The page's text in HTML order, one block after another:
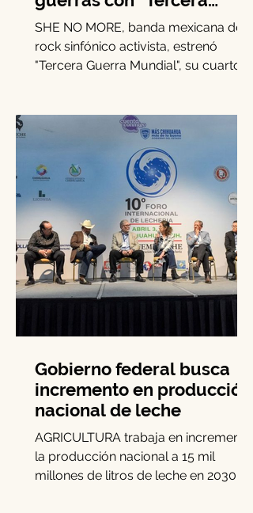
robo de infancias en
guerras con "Tercera
Guerra Mundial"
SHE NO MORE, banda mexicana de
sencillo de 2025.
Gobierno federal busca
incremento en producción
nacional de leche
AGRICULTURA trabaja en incrementar